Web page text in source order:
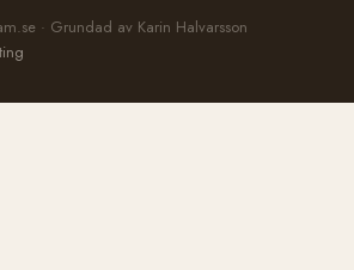
· Grundad av Karin Halvarsson